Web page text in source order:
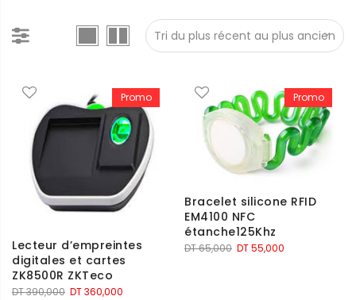
Promo
Lecteur d’empreintes
digitales et cartes
ZK8500R ZKTeco
DT390,000 Le
DT360,000
Promo
Bracelet silicone RFID
EM4100 NFC
étanche125Khz
DT65,000 Le
DT55,000